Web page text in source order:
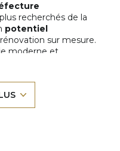
recherchés de la
potentiel
sur mesure.
moderne et
d’aménagement